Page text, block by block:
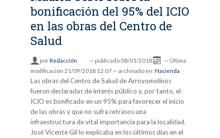
bonificación del 95% del ICIO
en las obras del Centro de
Salud
porRedacción — publicado 08/01/2018 — Última
modificación 21/09/2018 12:07 — archivado en: Hacienda
Las obras del Centro de Salud de Arroyomolinos
fueron declaradas de interés público y, por tanto, el
ICIO es bonificado en un 95% para favorecer el inicio
de las obras y que no sufra retrasos una
infraestructura de vital importancia para la localidad.
José Vicente Gil lo explicaba en los últimos días en el